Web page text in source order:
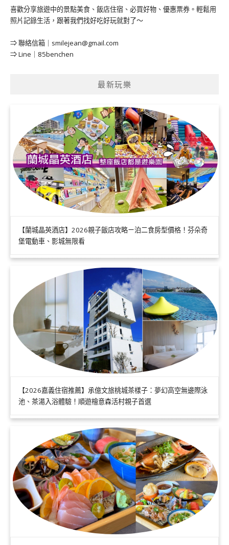
喜歡分享旅遊中的景點美食、飯店住宿、必買好物、優惠票券。輕鬆用
照片記錄生活，跟著我們找好吃好玩就對了～
⇒ 聯絡信箱｜ smilejean@gmail.com
⇒ Line｜85benchen
最新玩樂
【蘭城晶英酒店】2026親子飯店攻略ㄧ泊二食房型價格！芬朵奇
堡電動車、影城無限看
【2026嘉義住宿推薦】承億文旅桃城茶樣子：夢幻高空無邊際泳
池、茶湯入浴體驗！順遊檜意森活村親子首選